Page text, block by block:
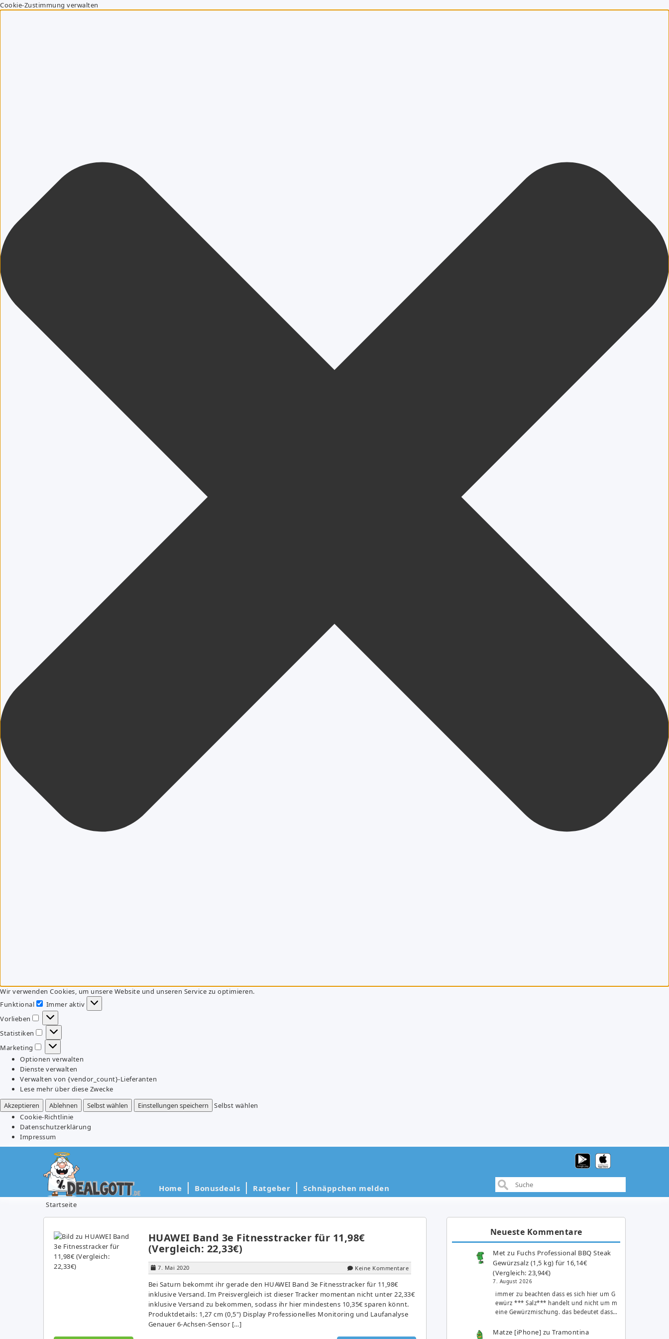
Cookie-Zustimmung verwalten
Wir verwenden Cookies, um unsere Website und unseren Service zu optimieren.
Funktional
Funktional
Immer aktiv
Vorlieben
Vorlieben
Statistiken
Statistiken
Marketing
Marketing
Optionen verwalten
Dienste verwalten
Verwalten von {vendor_count}-Lieferanten
Lese mehr über diese Zwecke
Akzeptieren
Ablehnen Selbst wählen Einstellungen speichern
Selbst wählen
Cookie-Richtlinie
Datenschutzerklärung
Impressum
Home Bonusdeals Ratgeber Schnäppchen melden
Startseite
HUAWEI Band 3e Fitnesstracker für 11,98€
(Vergleich: 22,33€)
7. Mai 2020 Keine Kommentare
Bei Saturn bekommt ihr gerade den HUAWEI Band 3e Fitnesstracker für 11,98€
inklusive Versand. Im Preisvergleich ist dieser Tracker momentan nicht unter 22,33€
inklusive Versand zu bekommen, sodass ihr hier mindestens 10,35€ sparen könnt.
Produktdetails: 1,27 cm (0,5") Display Professionelles Monitoring und Laufanalyse
Genauer 6-Achsen-Sensor […]
Neueste Kommentare
Met zu Fuchs Professional BBQ Steak
Gewürzsalz (1,5 kg) für 16,14€
(Vergleich: 23,94€)
7. August 2026
immer zu beachten dass es sich hier um G
ewürz *** Salz*** handelt und nicht um m
eine Gewürzmischung. das bedeutet dass…
Matze [iPhone] zuTramontina